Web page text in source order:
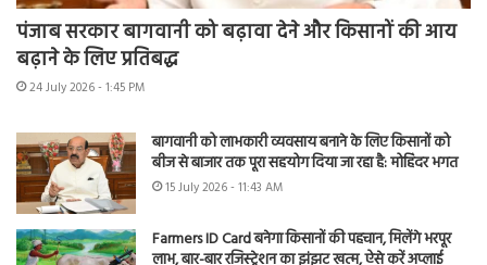
पंजाब सरकार बागवानी को बढ़ावा देने और किसानों की आय
बढ़ाने के लिए प्रतिबद्ध
24 July 2026 - 1:45 PM
बागवानी को लाभकारी व्यवसाय बनाने के लिए किसानों को
बीज से बाजार तक पूरा सहयोग दिया जा रहा है: मोहिंदर भगत
15 July 2026 - 11:43 AM
Farmers ID Card बनेगा किसानों की पहचान, मिलेंगे भरपूर
लाभ, बार-बार रजिस्ट्रेशन का झंझट खत्म, ऐसे करें अप्लाई